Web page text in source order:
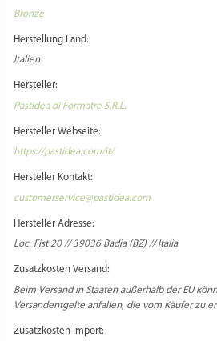
Bronze
Herstellung Land:
Italien
Hersteller:
Pastidea di Formatre S.R.L.
Hersteller Webseite:
https://pastidea.com/it/
Hersteller Kontakt:
customerservice@pastidea.com
Hersteller Adresse:
Loc. Fist 20 // 39036 Badia (BZ) // Italia
Zusatzkosten Versand:
Beim Versand in Staaten außerhalb der EU
Versandentgelte anfallen, die vom Käufer zu
Zusatzkosten Import: